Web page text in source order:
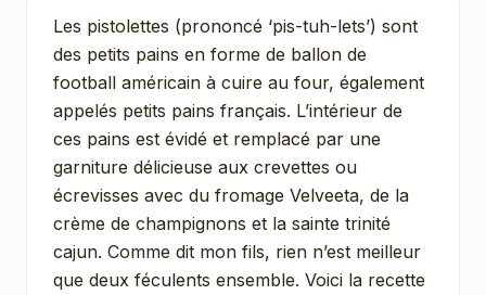
Les pistolettes (prononcé ‘pis-tuh-lets’) sont
des petits pains en forme de ballon de
football américain à cuire au four, également
appelés petits pains français. L’intérieur de
ces pains est évidé et remplacé par une
garniture délicieuse aux crevettes ou
écrevisses avec du fromage Velveeta, de la
crème de champignons et la sainte trinité
cajun. Comme dit mon fils, rien n’est meilleur
que deux féculents ensemble. Voici la recette